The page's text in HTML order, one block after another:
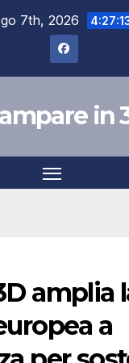
7th, 2026
in
amplia
a